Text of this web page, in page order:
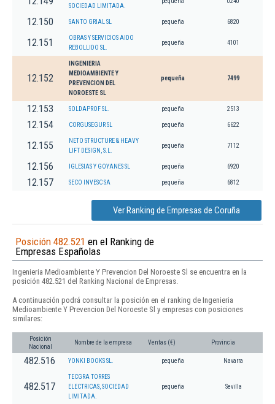
SOCIEDAD LIMITADA.
12.150 SANTO GRIAL SL pequeña 6820
12.151
OBRAS Y SERVICIOS AIDO
REBOLLIDO SL.
pequeña 4101
12.152
INGENIERIA
MEDIOAMBIENTE Y
PREVENCION DEL
NOROESTE SL
pequeña 7499
12.153 SOLDAPROF SL. pequeña 2513
12.154 CORGUSEGUR SL pequeña 6622
12.155
NETO STRUCTURE & HEAVY
LIFT DESIGN, S.L.
pequeña 7112
12.156 IGLESIAS Y GOYANES SL pequeña 6920
12.157 SECO INVESC SA pequeña 6812
Ver Ranking de Empresas de Coruña
Posición 482.521 en el Ranking de
Empresas Españolas
Ingenieria Medioambiente Y Prevencion Del Noroeste Sl se encuentra en la
posición 482.521 del Ranking Nacional de Empresas.
A continuación podrá consultar la posición en el ranking de Ingenieria
Medioambiente Y Prevencion Del Noroeste Sl y empresas con posiciones
similares:
Posición
Nacional
Nombre de la empresa Ventas (€) Provincia
482.516 YONKI BOOKS SL. pequeña Navarra
482.517
TECGRA TORRES
ELECTRICAS, SOCIEDAD
LIMITADA.
pequeña Sevilla